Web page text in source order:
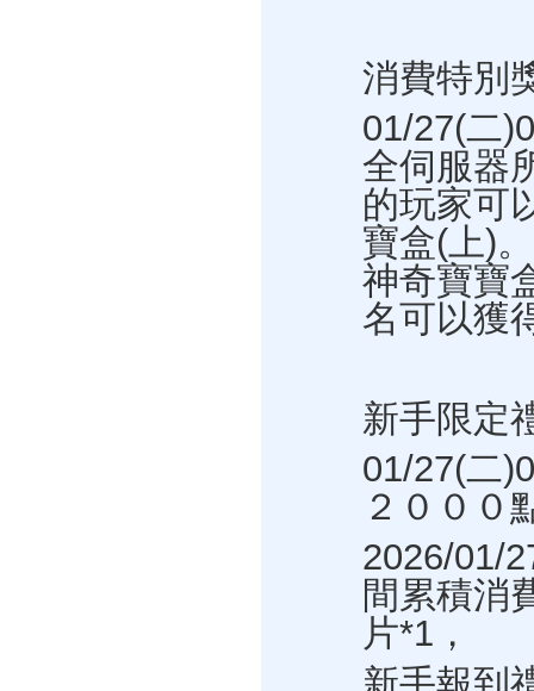
消費特別
01/27(二
全伺服器
的玩家可
寶盒(上)
神奇寶寶
名可以獲
新手限定
01/27(二
２０００
2026/01/
間累積消
片*1，